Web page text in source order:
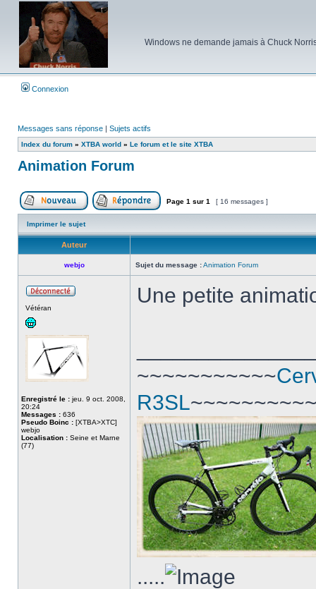
Windows ne demande jamais à Chuck
Connexion
Messages sans réponse | Sujets actifs
Index du forum » XTBA world » Le forum et le site XTBA
Animation Forum
Poster un nouveau sujetRépondre au sujet
Page 1 sur 1 [ 16 messages ]
Imprimer le sujet
Auteur
webjo Sujet du message :Animation Forum
Vétéran
Enregistré le : jeu. 9 oct. 2008,
20:24
Messages : 636
Pseudo Boinc : [XTBA>XTC]
webjo
Localisation : Seine et Marne
(77)
Une petite
~~~~~~~~~~~
R3SL
.....